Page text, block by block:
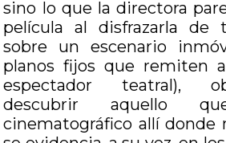
sino lo que la directora
película al disfrazarla de
sobre un escenario
planos fijos que remiten
espectador teatral),
descubrir aquello
cinematográfico allí donde